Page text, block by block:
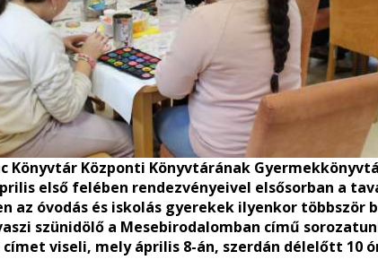
Könyvtár Központi Könyvtárának
első felében rendezvényeivel elsősorban a
az óvodás és iskolás gyerekek ilyenkor többször
szünidölő a Mesebirodalomban című
viseli, mely április 8-án, szerdán délelőtt 10